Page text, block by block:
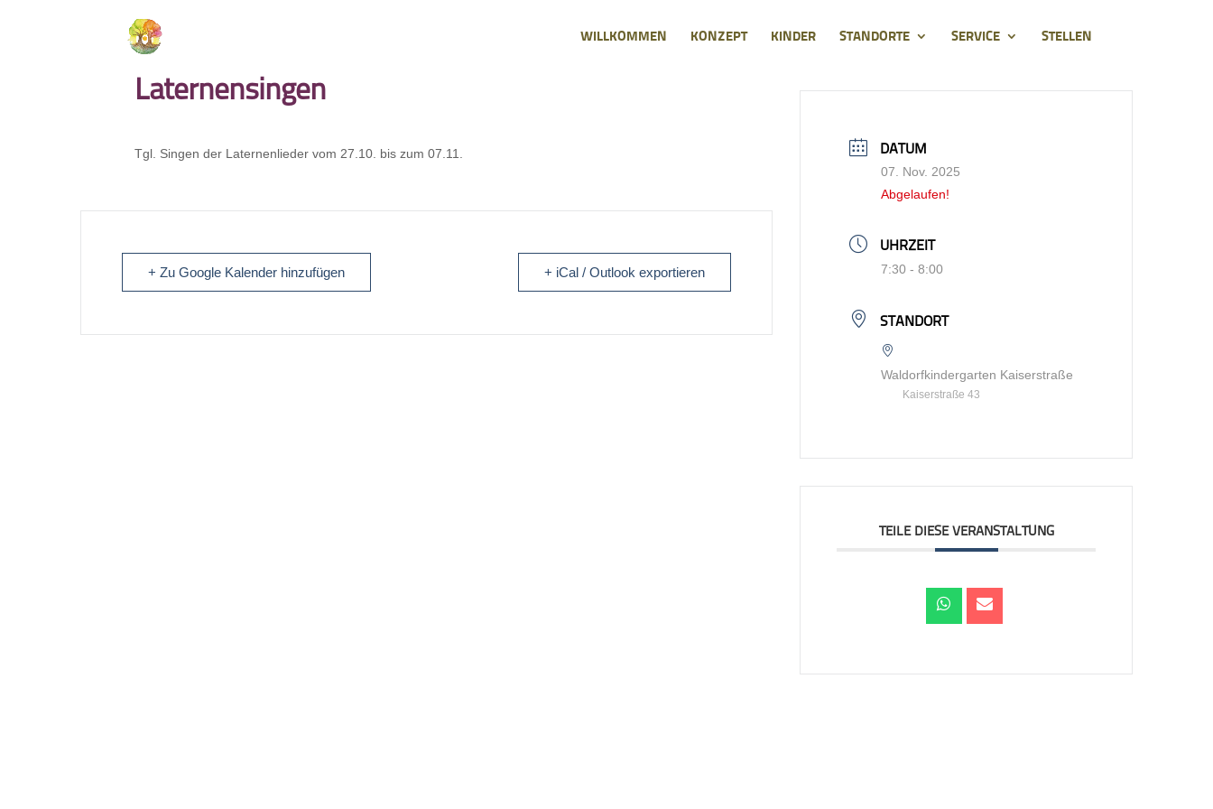
WILLKOMMEN KONZEPT KINDER STANDORTE SERVICE STELLEN
Laternensingen
Tgl. Singen der Laternenlieder vom 27.10. bis zum 07.11.
+ Zu Google Kalender hinzufügen + iCal / Outlook exportieren
DATUM
07. Nov. 2025
Abgelaufen!
UHRZEIT
7:30 - 8:00
STANDORT
Waldorfkindergarten Kaiserstraße
Kaiserstraße 43
TEILE DIESE VERANSTALTUNG